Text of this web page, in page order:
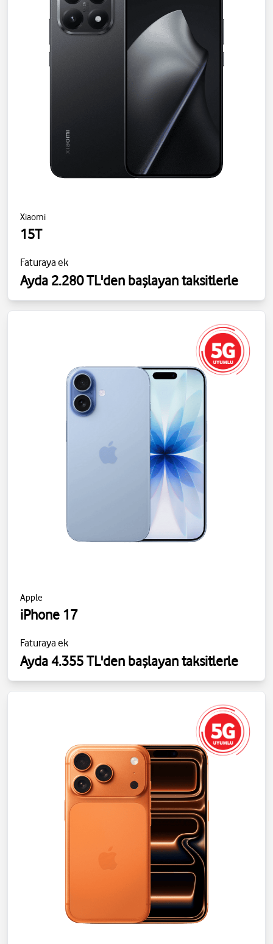
Xiaomi
15T
Faturaya ek
Ayda 2.280 TL'den başlayan taksitlerle
Apple
iPhone 17
Faturaya ek
Ayda 4.355 TL'den başlayan taksitlerle